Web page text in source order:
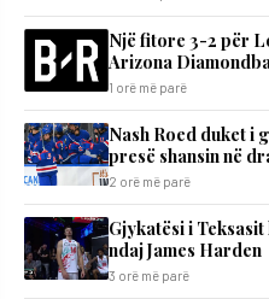
Një fitore 3-2 për
Arizona
1 orë më parë
Nash Roed duket i
presë shansin në
2 orë më parë
Gjykatësi i
ndaj James Harden
3 orë më parë